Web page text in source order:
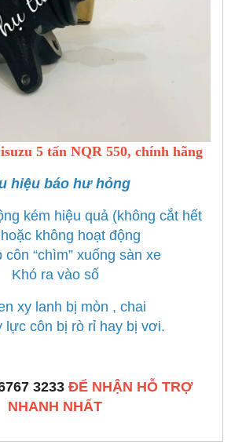
5 tấn NQR 550, chính hãng
hiệu báo hư hỏng
kém hiệu quả (không cắt hết
không hoạt động
côn “chìm” xuống sàn xe
Khó ra vào số
xy lanh bị mòn , chai
lực côn bị rò rỉ hay bị vơi.
3233ĐỂ NHẬN HỖ TRỢ
NHANH NHẤT